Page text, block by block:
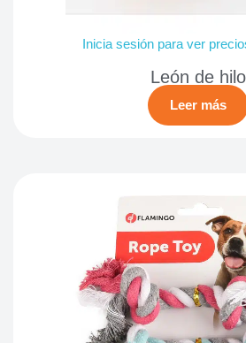
Inicia sesión para ver
León de hilo
Leer más